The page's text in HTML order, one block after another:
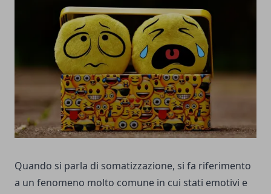
Quando si parla di somatizzazione, si fa riferimento
a un fenomeno molto comune in cui stati emotivi e